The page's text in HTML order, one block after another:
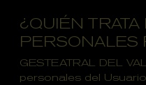
¿QUIÉN TRATA
PERSONALES
GESTEATRAL DEL
personales del